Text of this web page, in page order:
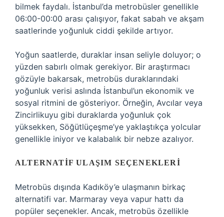
bilmek faydalı. İstanbul’da metrobüsler genellikle
06:00-00:00 arası çalışıyor, fakat sabah ve akşam
saatlerinde yoğunluk ciddi şekilde artıyor.
Yoğun saatlerde, duraklar insan seliyle doluyor; o
yüzden sabırlı olmak gerekiyor. Bir araştırmacı
gözüyle bakarsak, metrobüs duraklarındaki
yoğunluk verisi aslında İstanbul’un ekonomik ve
sosyal ritmini de gösteriyor. Örneğin, Avcılar veya
Zincirlikuyu gibi duraklarda yoğunluk çok
yüksekken, Söğütlüçeşme’ye yaklaştıkça yolcular
genellikle iniyor ve kalabalık bir nebze azalıyor.
ALTERNATIF ULAŞIM SEÇENEKLERI
Metrobüs dışında Kadıköy’e ulaşmanın birkaç
alternatifi var. Marmaray veya vapur hattı da
popüler seçenekler. Ancak, metrobüs özellikle